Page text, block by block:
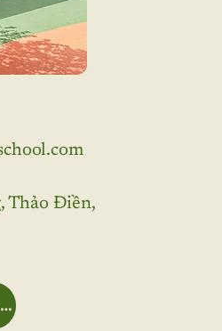
Thảo Điền,
Đặt lịch tham quan trường